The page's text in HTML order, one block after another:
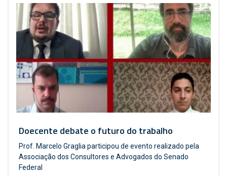
Doecente debate o futuro do trabalho
Prof. Marcelo Graglia participou de evento realizado pela
Associação dos Consultores e Advogados do Senado
Federal